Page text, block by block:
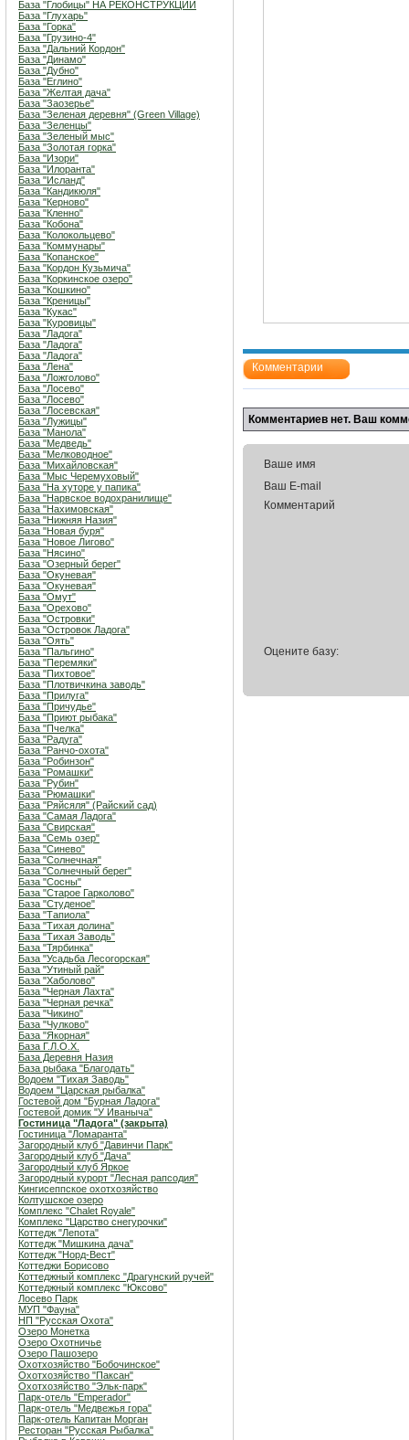
База "Глобицы" НА РЕКОНСТРУКЦИИ
База "Глухарь"
База "Горка"
База "Грузино-4"
База "Дальний Кордон"
База "Динамо"
База "Дубно"
База "Еглино"
База "Желтая дача"
База "Заозерье"
База "Зеленая деревня" (Green Village)
База "Зеленцы"
База "Зеленый мыс"
База "Золотая горка"
База "Изори"
База "Илоранта"
База "Исланд"
База "Кандикюля"
База "Керново"
База "Кленно"
База "Кобона"
База "Колокольцево"
База "Коммунары"
База "Копанское"
База "Кордон Кузьмича"
База "Коркинское озеро"
База "Кошкино"
База "Креницы"
База "Кукас"
База "Куровицы"
База "Ладога"
База "Ладога"
База "Ладога"
База "Лена"
База "Ложголово"
База "Лосево"
База "Лосево"
База "Лосевская"
База "Лужицы"
База "Манола"
База "Медведь"
База "Мелководное"
База "Михайловская"
База "Мыс Черемуховый"
База "На хуторе у папика"
База "Нарвское водохранилище"
База "Нахимовская"
База "Нижняя Назия"
База "Новая буря"
База "Новое Лигово"
База "Нясино"
База "Озерный берег"
База "Окуневая"
База "Окуневая"
База "Омут"
База "Орехово"
База "Островки"
База "Островок Ладога"
База "Оять"
База "Пальгино"
База "Перемяки"
База "Пихтовое"
База "Плотвичкина заводь"
База "Прилуга"
База "Причудье"
База "Приют рыбака"
База "Пчелка"
База "Радуга"
База "Ранчо-охота"
База "Робинзон"
База "Ромашки"
База "Рубин"
База "Рюмашки"
База "Ряйсяля" (Райский сад)
База "Самая Ладога"
База "Свирская"
База "Семь озер"
База "Синево"
База "Солнечная"
База "Солнечный берег"
База "Сосны"
База "Старое Гарколово"
База "Студеное"
База "Тапиола"
База "Тихая долина"
База "Тихая Заводь"
База "Тярбинка"
База "Усадьба Лесогорская"
База "Утиный рай"
База "Хаболово"
База "Черная Лахта"
База "Черная речка"
База "Чикино"
База "Чулково"
База "Якорная"
База Г.Л.О.Х.
База Деревня Назия
База рыбака "Благодать"
Водоем "Тихая Заводь"
Водоем "Царская рыбалка"
Гостевой дом "Бурная Ладога"
Гостевой домик "У Иваныча"
Гостиница "Ладога" (закрыта)
Гостиница "Ломаранта"
Загородный клуб "Давинчи Парк"
Загородный клуб "Дача"
Загородный клуб Яркое
Загородный курорт "Лесная рапсодия"
Кингисеппское охотхозяйство
Колтушское озеро
Комплекс "Chalet Royale"
Комплекс "Царство снегурочки"
Коттедж "Лепота"
Коттедж "Мишкина дача"
Коттедж "Норд-Вест"
Коттеджи Борисово
Коттеджный комплекс "Драгунский ручей"
Коттеджный комплекс "Юксово"
Лосево Парк
МУП "Фауна"
НП "Русская Охота"
Озеро Монетка
Озеро Охотничье
Озеро Пашозеро
Охотхозяйство "Бобочинское"
Охотхозяйство "Паксан"
Охотхозяйство "Эльк-парк"
Парк-отель "Emperador"
Парк-отель "Медвежья гора"
Парк-отель Капитан Морган
Ресторан "Русская Рыбалка"
Комментарии
Комментариев нет. Ваш
Ваше имя
Ваш E-mail
Комментарий
Оцените базу: